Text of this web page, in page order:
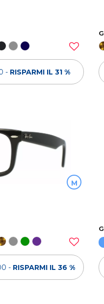
- RISPARMI IL 31 %
M
- RISPARMI IL 36 %